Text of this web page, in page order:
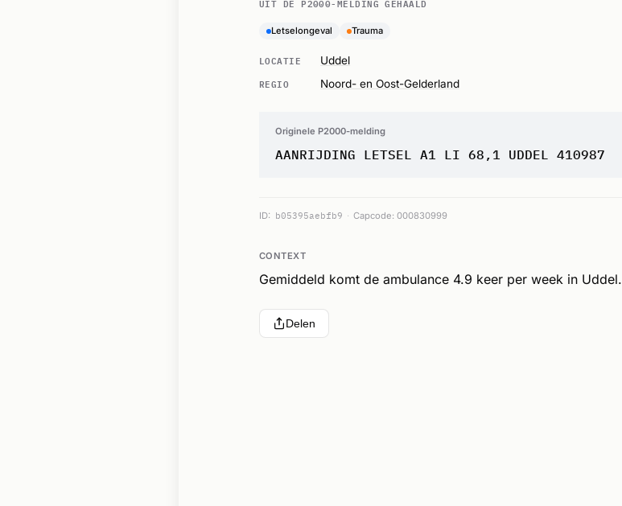
Letselongeval Trauma
LOCATIE Uddel
REGIO Noord- en Oost-Gelderland
Originele P2000-melding
AANRIJDING LETSEL A1 LI 68,1 UDDEL 410987
ID: b05395aebfb9 Capcode: 000830999
CONTEXT
Gemiddeld komt de ambulance 4.9 keer per week in Uddel.
Delen